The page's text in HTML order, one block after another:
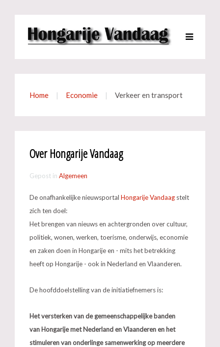
Home Economie Verkeer en transport
Over Hongarije Vandaag
Gepost in Algemeen
De onafhankelijke nieuwsportal Hongarije Vandaag stelt
zich ten doel:
Het brengen van nieuws en achtergronden over cultuur,
politiek, wonen, werken, toerisme, onderwijs, economie
en zaken doen in Hongarije en - mits het betrekking
heeft op Hongarije - ook in Nederland en Vlaanderen.
De hoofddoelstelling van de initiatiefnemers is:
Het versterken van degemeenschappelijke banden
van Hongarije met Nederland en Vlaanderen en het
stimuleren van onderlinge samenwerking op meerdere